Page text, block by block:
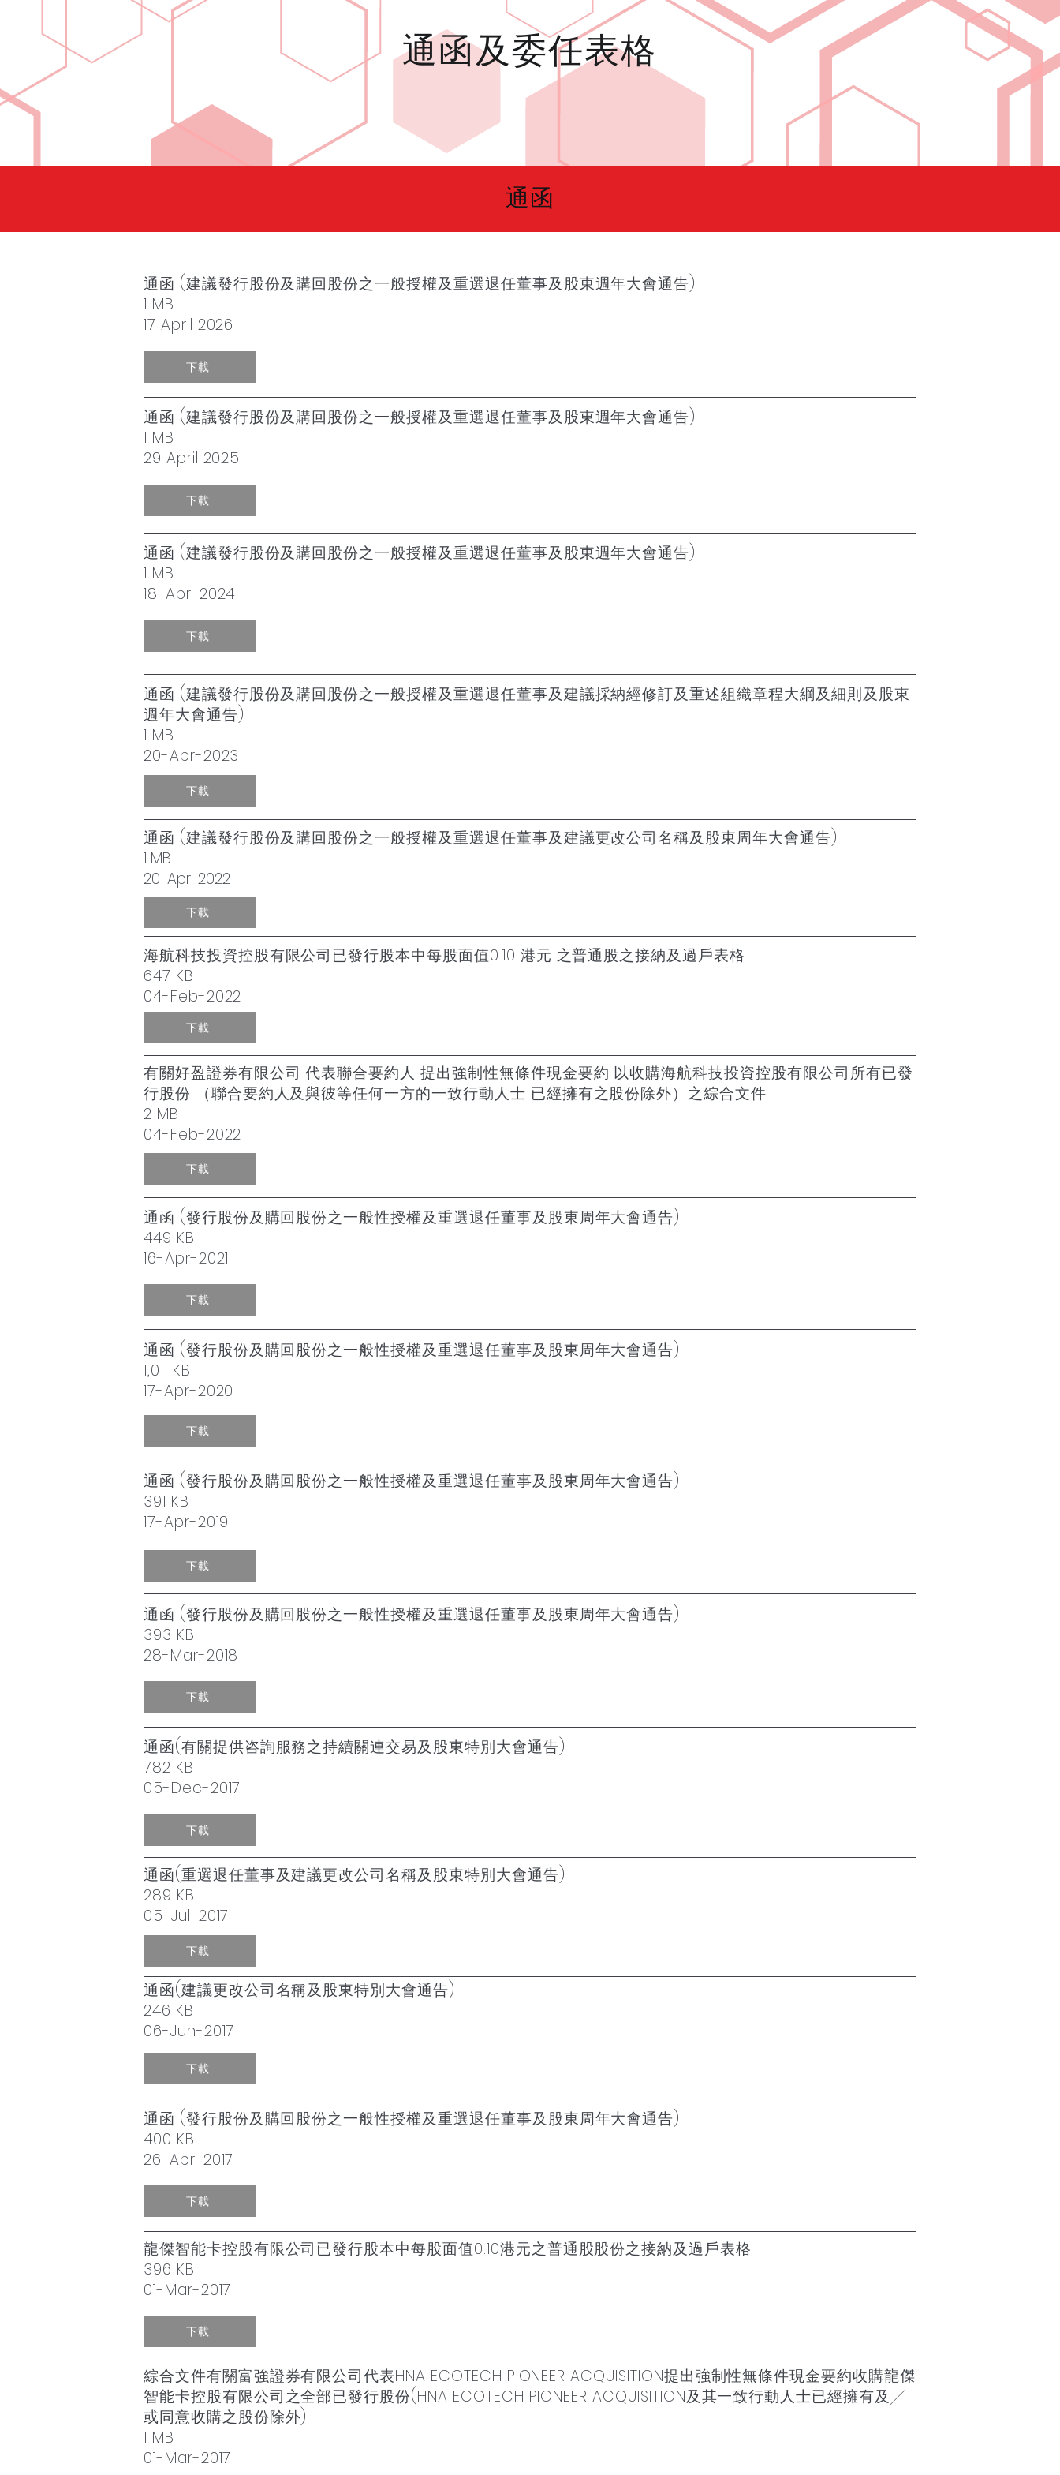
通函及委任表格
通函
通函 (建議發行股份及購回股份之一般授權及重選退任董事及股東週年大會通告)
1 MB
17 April 2026
下載
通函 (建議發行股份及購回股份之一般授權及重選退任董事及股東週年大會通告)
1 MB
29 April 2025
下載
通函 (建議發行股份及購回股份之一般授權及重選退任董事及股東週年大會通告)
1 MB
18-Apr-2024
下載
通函 (建議發行股份及購回股份之一般授權及重選退任董事及建議採納經修訂及重述組織章程大綱及細則及股東
週年大會通告)
1 MB
20-Apr-2023
下載
通函 (建議發行股份及購回股份之一般授權及重選退任董事及建議更改公司名稱及股東周年大會通告)
1 MB
20-Apr-2022
下載
海航科技投資控股有限公司已發行股本中每股面值0.10 港元 之普通股之接納及過戶表格
647 KB
04-Feb-2022
下載
有關好盈證券有限公司 代表聯合要約人 提出強制性無條件現金要約 以收購海航科技投資控股有限公司所有已發
行股份 （聯合要約人及與彼等任何一方的一致行動人士 已經擁有之股份除外）之綜合文件
2 MB
04-Feb-2022
下載
通函 (發行股份及購回股份之一般性授權及重選退任董事及股東周年大會通告)
449 KB
16-Apr-2021
下載
通函 (發行股份及購回股份之一般性授權及重選退任董事及股東周年大會通告)
1,011 KB
17-Apr-2020
下載
通函 (發行股份及購回股份之一般性授權及重選退任董事及股東周年大會通告)
391 KB
17-Apr-2019
下載
通函 (發行股份及購回股份之一般性授權及重選退任董事及股東周年大會通告)
393 KB
28-Mar-2018
下載
通函(有關提供咨詢服務之持續關連交易及股東特別大會通告)
782 KB
05-Dec-2017
下載
通函(重選退任董事及建議更改公司名稱及股東特別大會通告)
289 KB
05-Jul-2017
下載
通函(建議更改公司名稱及股東特別大會通告)
246 KB
06-Jun-2017
下載
通函 (發行股份及購回股份之一般性授權及重選退任董事及股東周年大會通告)
400 KB
26-Apr-2017
下載
龍傑智能卡控股有限公司已發行股本中每股面值0.10港元之普通股股份之接納及過戶表格
396 KB
01-Mar-2017
下載
綜合文件有關富強證券有限公司代表HNA ECOTECH PIONEER ACQUISITION提出強制性無條件現金要約收購龍傑
智能卡控股有限公司之全部已發行股份(HNA ECOTECH PIONEER ACQUISITION及其一致行動人士已經擁有及╱
或同意收購之股份除外)
1 MB
01-Mar-2017